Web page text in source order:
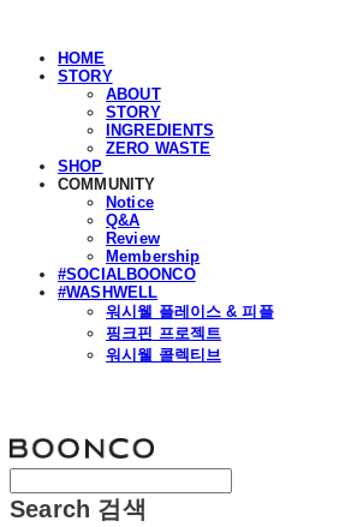
HOME
STORY
ABOUT
STORY
INGREDIENTS
ZERO WASTE
SHOP
COMMUNITY
Notice
Q&A
Review
Membership
#SOCIALBOONCO
#WASHWELL
워시웰 플레이스 & 피플
핑크핀 프로젝트
워시웰 콜렉티브
Search 검색